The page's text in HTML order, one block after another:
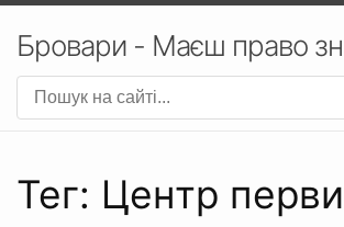
Бровари - Маєш право
Тег: Центр